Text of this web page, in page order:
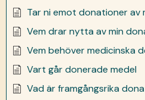
Tar ni emot donationer av
Vem drar nytta av min
Vem behöver medicinska
Vart går donerade medel
Vad är framgångsrika